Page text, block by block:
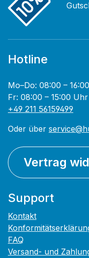
Hotline
Mo–Do: 08:00 –
Fr: 08:00 – 15:00 Uhr
+49 211 56159499
Oder über
Vertrag
Support
Kontakt
FAQ
Versand- und